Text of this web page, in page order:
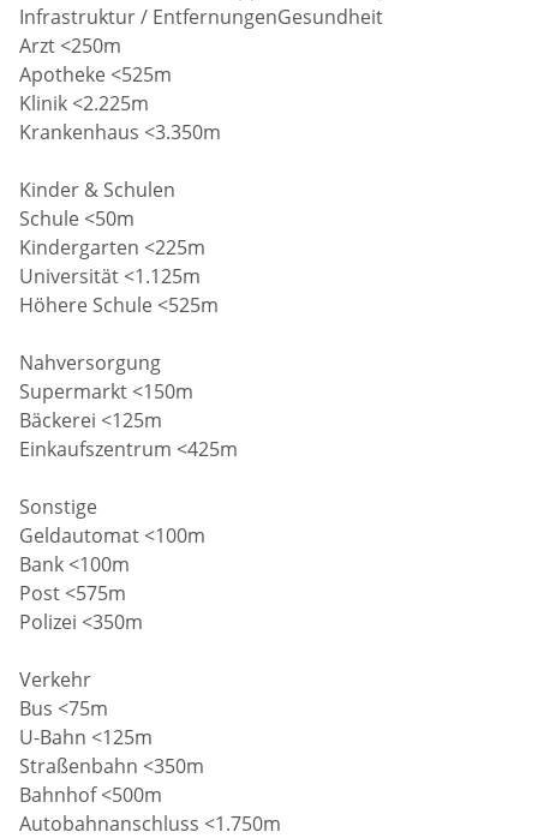
Infrastruktur / EntfernungenGesundheit
Arzt <250m
Apotheke <525m
Klinik <2.225m
Krankenhaus <3.350m
Kinder & Schulen
Schule <50m
Kindergarten <225m
Universität <1.125m
Höhere Schule <525m
Nahversorgung
Supermarkt <150m
Bäckerei <125m
Einkaufszentrum <425m
Sonstige
Geldautomat <100m
Bank <100m
Post <575m
Polizei <350m
Verkehr
Bus <75m
U-Bahn <125m
Straßenbahn <350m
Bahnhof <500m
Autobahnanschluss <1.750m